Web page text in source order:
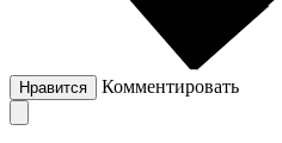
Нравится Комментировать